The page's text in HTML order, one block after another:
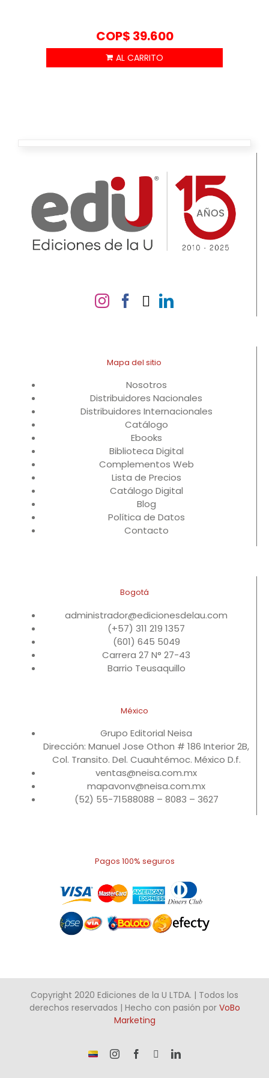
COP$ 39.600
Mapa del sitio
Nosotros
Distribuidores Nacionales
Distribuidores Internacionales
Catálogo
Ebooks
Biblioteca Digital
Complementos Web
Lista de Precios
Catálogo Digital
Blog
Política de Datos
Contacto
Bogotá
administrador@edicionesdelau.com
(+57) 311 219 1357
(601) 645 5049
Carrera 27 N° 27-43
Barrio Teusaquillo
México
Grupo Editorial Neisa
Dirección: Manuel Jose Othon # 186 Interior 2B,
Col. Transito. Del. Cuauhtémoc. México D.f.
ventas@neisa.com.mx
mapavonv@neisa.com.mx
(52) 55-71588088 – 8083 – 3627
Pagos 100% seguros
Copyright 2020 Ediciones de la U LTDA. | Todos los
derechos reservados | Hecho con pasión por VoBo
Marketing
¡Somos InstagramFacebook LinkedIn